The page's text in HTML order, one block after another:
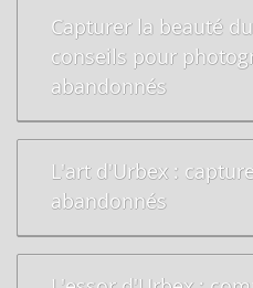
Capturer la beauté
conseils pour
abandonnés
L'art d'Urbex :
abandonnés